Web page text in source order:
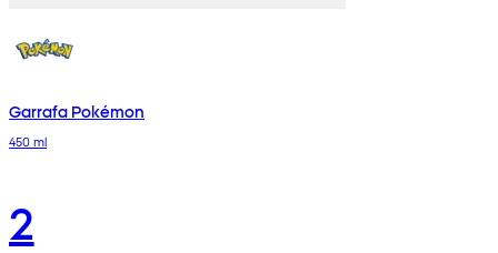
Garrafa Pokémon
450 ml
2